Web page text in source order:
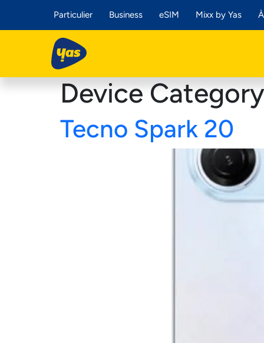
Particulier Business eSIM Mixx by Yas
Device
Tecno Spark 20